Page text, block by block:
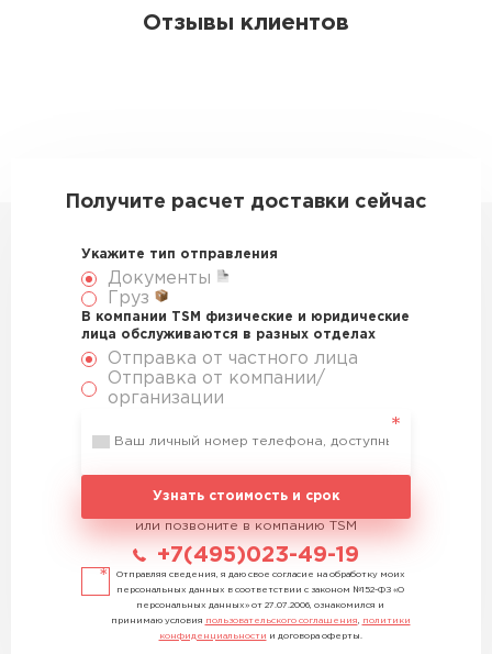
Отзывы клиентов
Получите расчет доставки сейчас
Укажите тип отправления
Документы
Груз
В компании TSM физические и юридические
лица обслуживаются в разных отделах
Отправка от частного лица
Отправка от компании/
организации
Узнать стоимость и срок
или позвоните в компанию TSM
+7(495)023-49-19
Отправляя сведения, я даю свое согласие на обработку моих
персональных данных в соответствии с законом №152-ФЗ «О
персональных данных» от 27.07.2006, ознакомился и
принимаю условия пользовательского соглашения
политики
конфиденциальности и договора оферты.